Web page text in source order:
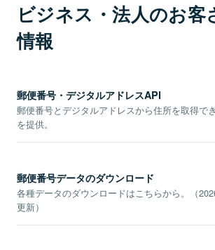
ビジネス・法人のお客
情報
郵便番号・デジタルアドレスAPI
郵便番号とデジタルアドレスから住所を取得で
を提供。
郵便番号データのダウンロード
各種データのダウンロードはこちらから。（
更新）